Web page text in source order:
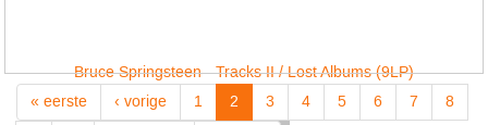
Bruce Springsteen - Tracks II / Lost Albums (9LP)
« eerste
‹ vorige 1 2 3 4 5 6 7
8